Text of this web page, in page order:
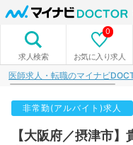
求人検索 お気に入り求人
0
医師求人・転職のマイナビ
非常勤(アルバイト)求人
【大阪府／摂津市